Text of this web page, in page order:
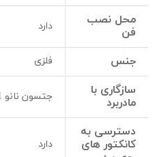
محل نصب
فن
دارد
جنس فلزی
سازگاری با
مادربرد
جتسون نانو B01 یا نسخه اولیه
دسترسی به
کانکتور های
دارد